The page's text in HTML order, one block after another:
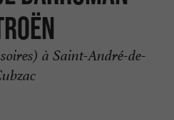
à Saint-André-de-